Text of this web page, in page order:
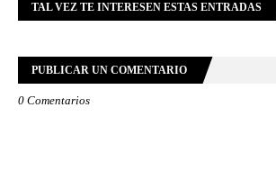
TAL VEZ TE INTERESEN ESTAS ENTRADAS
PUBLICAR UN COMENTARIO
0 Comentarios